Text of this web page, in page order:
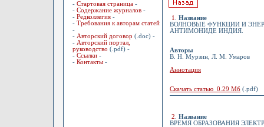
- Стартовая страница -
- Содержание журналов -
- Редколлегия -
- Требования к авторам статей
-
- Авторский договор (.doc) -
- Авторский портал,
руководство (.pdf) -
- Ссылки -
- Контакты -
1
Название
ВОЛНОВЫЕ ФУНКЦИИ И
АНТИМОНИДЕ ИНДИЯ.
Авторы
В. Н. Мурзин, Л. М. Умаров
Аннотация
Скачать статью 0.29 Мб (.pdf)
2
Название
ВРЕМЯ ОБРАЗОВАНИЯ